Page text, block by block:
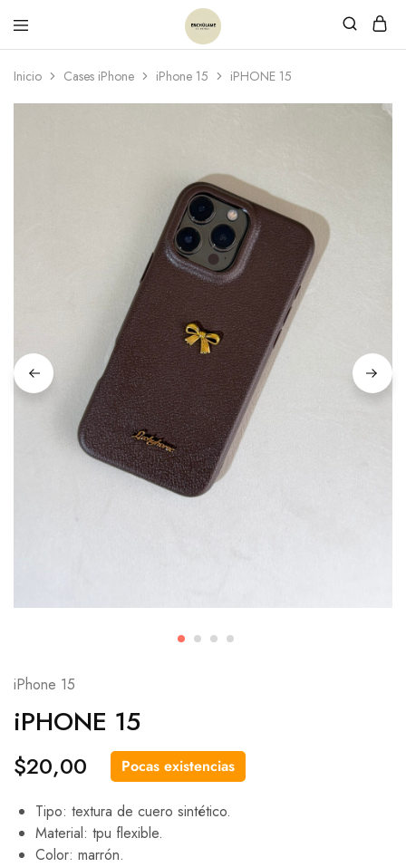
Inicio Cases iPhone iPhone 15 iPHONE 15
iPhone 15
iPHONE 15
$20,00 Pocas existencias
Tipo: textura de cuero sintético.
Material: tpu flexible.
Color: marrón.